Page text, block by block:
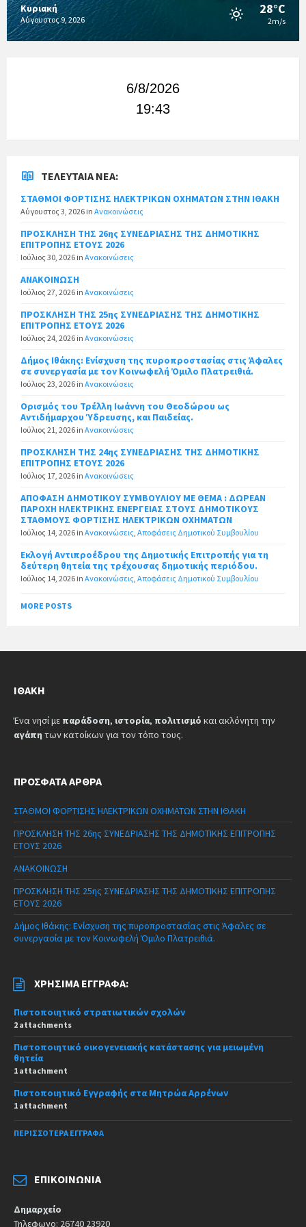
Κυριακή
Αύγουστος 9, 2026
28°C
2m/s
6/8/2026
19:43
ΤΕΛΕΥΤΑΊΑ ΝΈΑ:
ΣΤΑΘΜΟΙ ΦΟΡΤΙΣΗΣ ΗΛΕΚΤΡΙΚΩΝ ΟΧΗΜΑΤΩΝ ΣΤΗΝ ΙΘΑΚΗ
Αύγουστος 3, 2026 in Ανακοινώσεις
ΠΡΟΣΚΛΗΣΗ ΤΗΣ 26ης ΣΥΝΕΔΡΙΑΣΗΣ ΤΗΣ ΔΗΜΟΤΙΚΗΣ
ΕΠΙΤΡΟΠΗΣ ΕΤΟΥΣ 2026
Ιούλιος 30, 2026 in Ανακοινώσεις
ΑΝΑΚΟΙΝΩΣΗ
Ιούλιος 27, 2026 in Ανακοινώσεις
ΠΡΟΣΚΛΗΣΗ ΤΗΣ 25ης ΣΥΝΕΔΡΙΑΣΗΣ ΤΗΣ ΔΗΜΟΤΙΚΗΣ
ΕΠΙΤΡΟΠΗΣ ΕΤΟΥΣ 2026
Ιούλιος 24, 2026 in Ανακοινώσεις
Δήμος Ιθάκης: Ενίσχυση της πυροπροστασίας στις Άφαλες
σε συνεργασία με τον Κοινωφελή Όμιλο Πλατρειθιά.
Ιούλιος 23, 2026 in Ανακοινώσεις
Ορισμός του Τρέλλη Ιωάννη του Θεοδώρου ως
Αντιδήμαρχου Ύδρευσης, και Παιδείας.
Ιούλιος 21, 2026 in Ανακοινώσεις
ΠΡΟΣΚΛΗΣΗ ΤΗΣ 24ης ΣΥΝΕΔΡΙΑΣΗΣ ΤΗΣ ΔΗΜΟΤΙΚΗΣ
ΕΠΙΤΡΟΠΗΣ ΕΤΟΥΣ 2026
Ιούλιος 17, 2026 in Ανακοινώσεις
ΑΠΟΦΑΣΗ ΔΗΜΟΤΙΚΟΥ ΣΥΜΒΟΥΛΙΟΥ ΜΕ ΘΕΜΑ : ΔΩΡΕΑΝ
ΠΑΡΟΧΗ ΗΛΕΚΤΡΙΚΗΣ ΕΝΕΡΓΕΙΑΣ ΣΤΟΥΣ ΔΗΜΟΤΙΚΟΥΣ
ΣΤΑΘΜΟΥΣ ΦΟΡΤΙΣΗΣ ΗΛΕΚΤΡΙΚΩΝ ΟΧΗΜΑΤΩΝ
Ιούλιος 14, 2026 in Ανακοινώσεις Αποφάσεις Δημοτικού Συμβουλίου
Εκλογή Αντιπροέδρου της Δημοτικής Επιτροπής για τη
δεύτερη θητεία της τρέχουσας δημοτικής περιόδου.
Ιούλιος 14, 2026 in Ανακοινώσεις Αποφάσεις Δημοτικού Συμβουλίου
MORE POSTS
ΙΘΆΚΗ
Ένα νησί με παράδοση, ιστορία, πολιτισμό και ακλόνητη την
αγάπη των κατοίκων για τον τόπο τους.
ΠΡΌΣΦΑΤΑ ΆΡΘΡΑ
ΣΤΑΘΜΟΙ ΦΟΡΤΙΣΗΣ ΗΛΕΚΤΡΙΚΩΝ ΟΧΗΜΑΤΩΝ ΣΤΗΝ ΙΘΑΚΗ
ΠΡΟΣΚΛΗΣΗ ΤΗΣ 26ης ΣΥΝΕΔΡΙΑΣΗΣ ΤΗΣ ΔΗΜΟΤΙΚΗΣ ΕΠΙΤΡΟΠΗΣ
ΕΤΟΥΣ 2026
ΑΝΑΚΟΙΝΩΣΗ
ΠΡΟΣΚΛΗΣΗ ΤΗΣ 25ης ΣΥΝΕΔΡΙΑΣΗΣ ΤΗΣ ΔΗΜΟΤΙΚΗΣ ΕΠΙΤΡΟΠΗΣ
ΕΤΟΥΣ 2026
Δήμος Ιθάκης: Ενίσχυση της πυροπροστασίας στις Άφαλες σε
συνεργασία με τον Κοινωφελή Όμιλο Πλατρειθιά.
ΧΡΉΣΙΜΑ ΈΓΓΡΑΦΑ:
Πιστοποιητικό στρατιωτικών σχολών
2 attachments
Πιστοποιητικό οικογενειακής κατάστασης για μειωμένη
θητεία
1 attachment
Πιστοποιητικό Εγγραφής στα Μητρώα Αρρένων
1 attachment
ΠΕΡΙΣΣΌΤΕΡΑ ΈΓΓΡΑΦΑ
ΕΠΙΚΟΙΝΩΝΊΑ
Δημαρχείο
Τηλεφωνο: 26740 23920